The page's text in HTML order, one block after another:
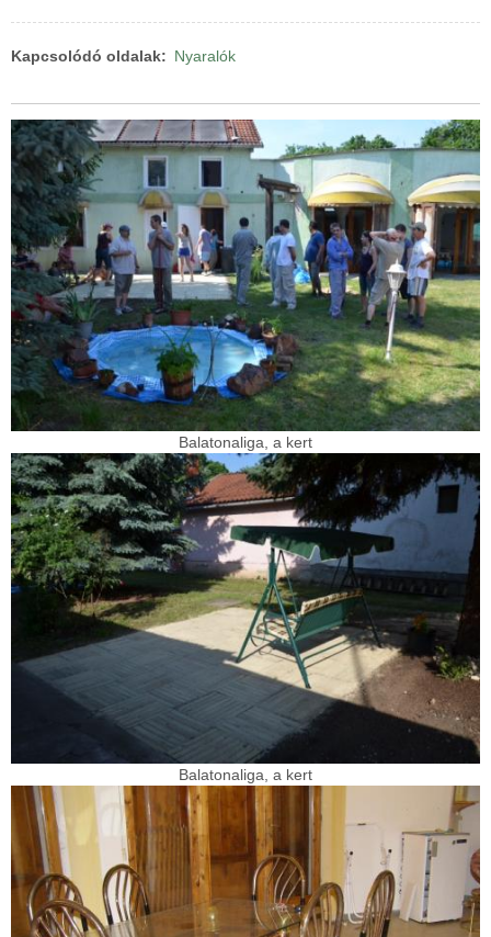
Kapcsolódó oldalak Nyaralók
Balatonaliga, a kert
Balatonaliga, a kert